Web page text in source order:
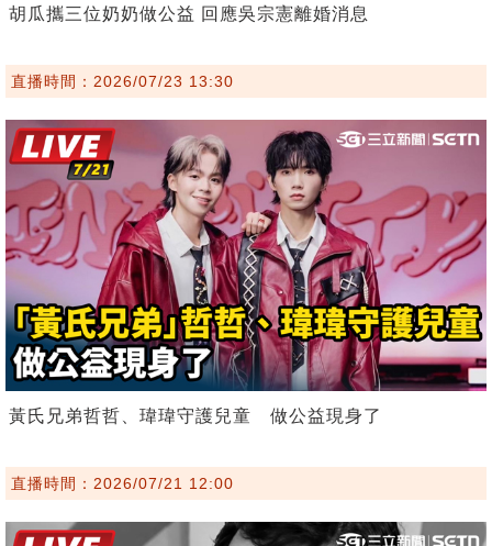
胡瓜攜三位奶奶做公益 回應吳宗憲離婚消息
直播時間：2026/07/23 13:30
黃氏兄弟哲哲、瑋瑋守護兒童 做公益現身了
直播時間：2026/07/21 12:00